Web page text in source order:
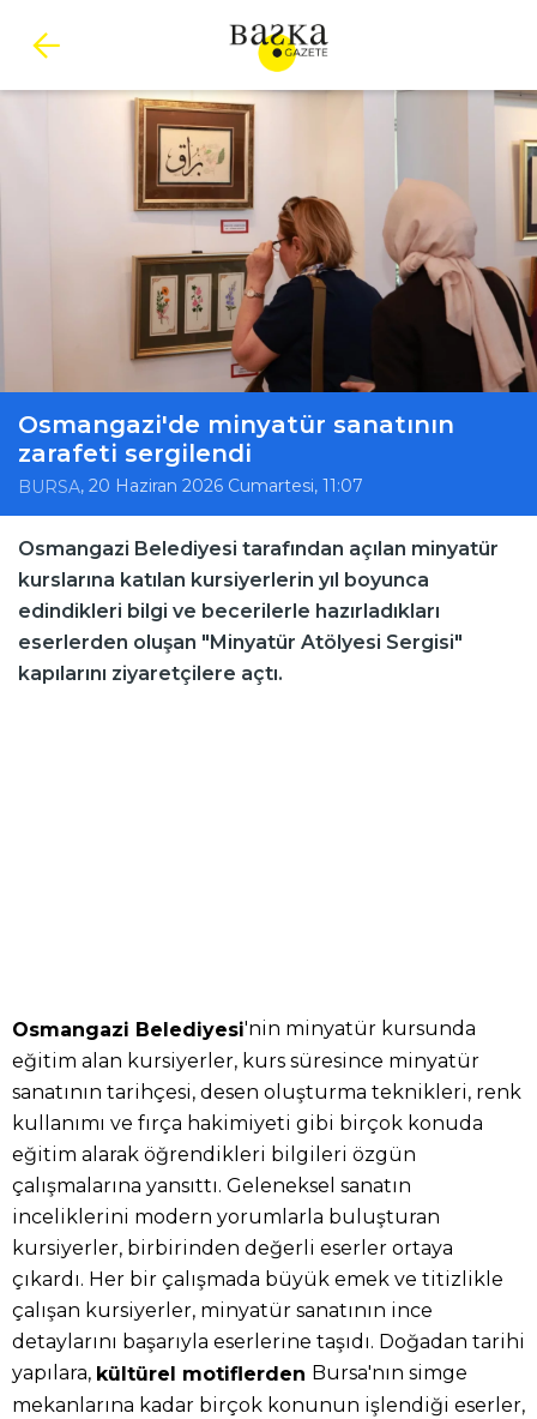
Osmangazi'de minyatür sanatının
zarafeti sergilendi
BURSA, 20 Haziran 2026 Cumartesi, 11:07
Osmangazi Belediyesi tarafından açılan minyatür
kurslarına katılan kursiyerlerin yıl boyunca
edindikleri bilgi ve becerilerle hazırladıkları
eserlerden oluşan "Minyatür Atölyesi Sergisi"
kapılarını ziyaretçilere açtı.
Osmangazi Belediyesi'nin minyatür kursunda
eğitim alan kursiyerler, kurs süresince minyatür
sanatının tarihçesi, desen oluşturma teknikleri, renk
kullanımı ve fırça hakimiyeti gibi birçok konuda
eğitim alarak öğrendikleri bilgileri özgün
çalışmalarına yansıttı. Geleneksel sanatın
inceliklerini modern yorumlarla buluşturan
kursiyerler, birbirinden değerli eserler ortaya
çıkardı. Her bir çalışmada büyük emek ve titizlikle
çalışan kursiyerler, minyatür sanatının ince
detaylarını başarıyla eserlerine taşıdı. Doğadan tarihi
yapılara, kültürel motiflerden Bursa'nın simge
mekanlarına kadar birçok konunun işlendiği eserler,